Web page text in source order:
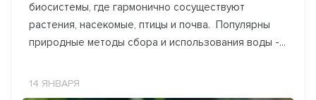
биосистемы, где гармонично сосуществуют
растения, насекомые, птицы и почва. Популярны
природные методы сбора и использования воды -...
14 ЯНВАРЯ